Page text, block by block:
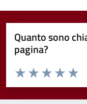
Quanto sono
pagina?
Valuta da 1 a 5 stelle la
Valuta 4
Valuta 3
Valuta 2 stelle
Valuta 1 stelle su 5